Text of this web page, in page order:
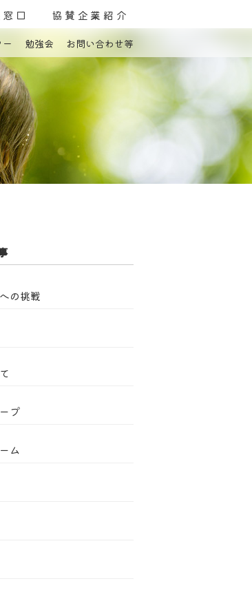
口 協賛企業紹介
勉強会
親の会
お問い合わせ等
よくある質問
お問い合わせ
の挑戦
プ
ム